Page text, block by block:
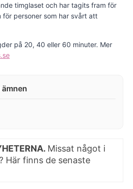
timglaset och har tagits fram för
personer som har svårt att
på 20, 40 eller 60 minuter. Mer
Missat något i
Här finns de senaste